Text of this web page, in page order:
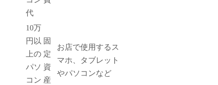
代
10万
円以
上の
パソ
コン
固
定
資
産
お店で使用するス
マホ、タブレット
やパソコンなど